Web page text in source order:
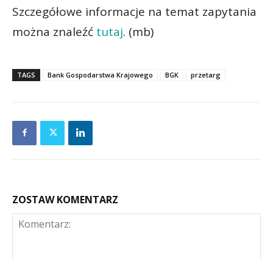
Szczegółowe informacje na temat zapytania
można znaleźć tutaj. (mb)
TAGS Bank Gospodarstwa Krajowego BGK przetarg
ZOSTAW KOMENTARZ